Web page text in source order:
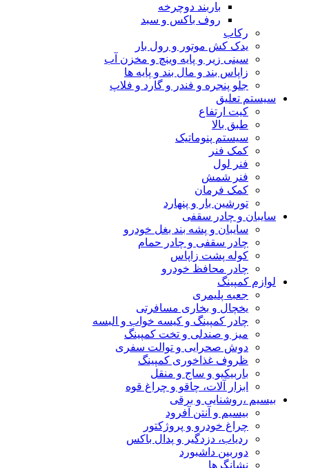
باربند دوچرخه
روف باکس و سبد
رکاب
یدک کش موتور و رول بار
سینی زیر و پایه وینچ و مخزن آب
زاپاس بند و مال بند و پایه ها
جلو پنجره و فندر و گارد و فلاپ
سیستم تعلیق
کیت ارتفاع
طبق بالا
سیستم پنوماتیک
کمک فنر
فنر لول
فنر شمش
کمک فرمان
تورشین بار و پنهارد
سایبان و چادر سقفی
سایبان و پشه بند بغل خودرو
چادر سقفی و چادر حمام
کوله پشت زاپاس
چادر محافظ خودرو
لوازم کمپینگ
جعبه پلیمری
یخچال و بخاری مسافرتی
چادر کمپینگ و کیسه خواب و البسه
میز و صندلی و تخت کمپینگ
دوش صحرایی و توالت سفری
ظروف غذاخوری کمپینگ
باربیکیو و ساج و منقل
ابزار آلات، چاقو و چراغ قوه
بیسیم ،روشنایی و برقی
بیسیم و آنتن آفرود
چراغ خودرو و پروژکتور
ردیاب، دزدگیر و پدال باکس
دوربین داشبورد
نشانگرها